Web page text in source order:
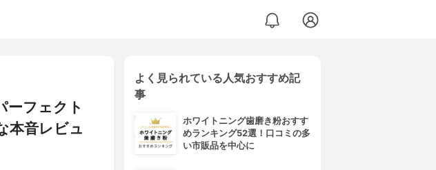
ーフェクト
本音レビュ
よく見られている人気おすすめ記
事
ホワイトニング歯磨き粉おすす
めランキング52選！口コミの多
い市販品を中心に